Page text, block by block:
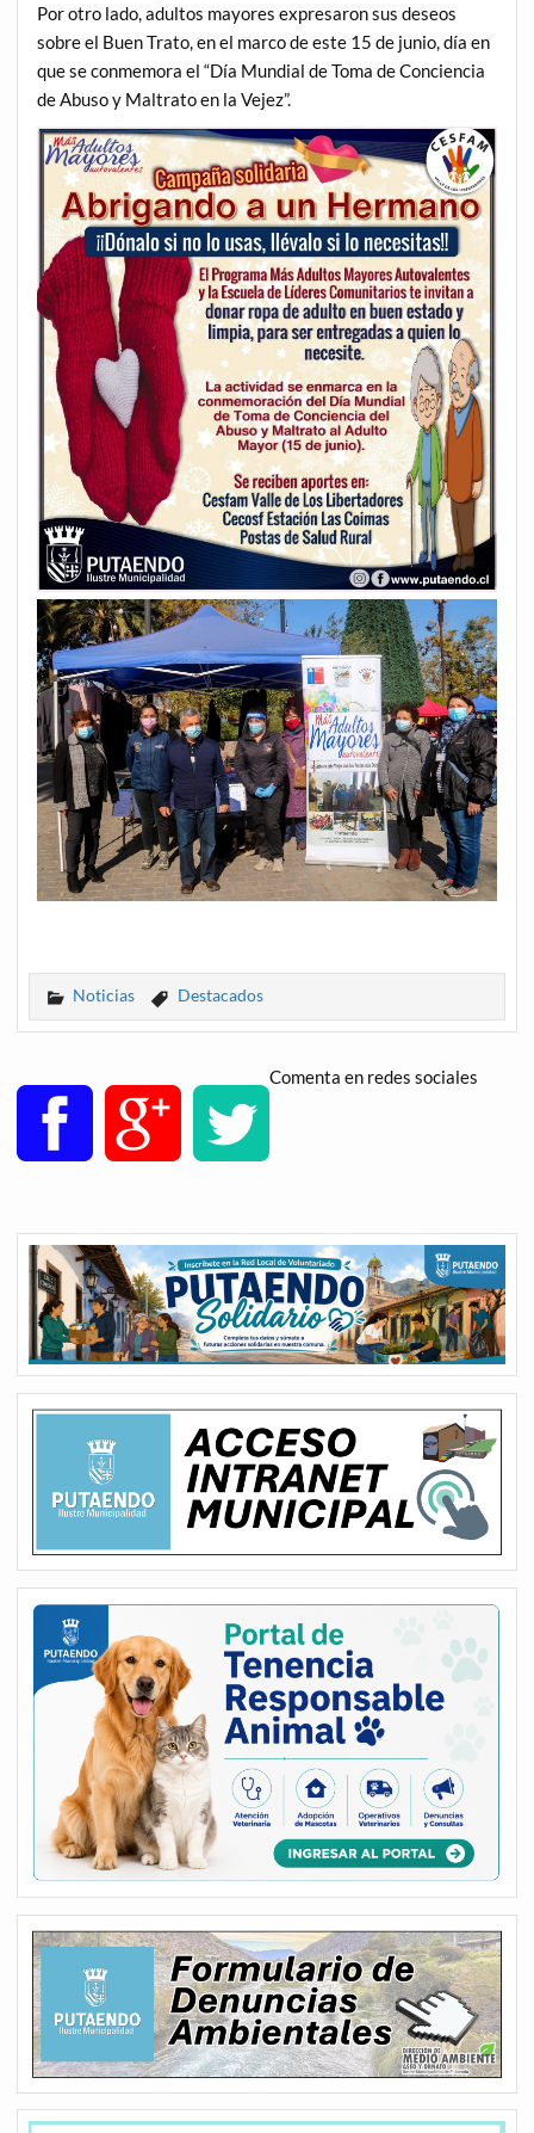
Por otro lado, adultos mayores expresaron sus deseos
sobre el Buen Trato, en el marco de este 15 de junio, día en
que se conmemora el “Día Mundial de Toma de Conciencia
de Abuso y Maltrato en la Vejez”.
Noticias Destacados
Comenta en redes sociales